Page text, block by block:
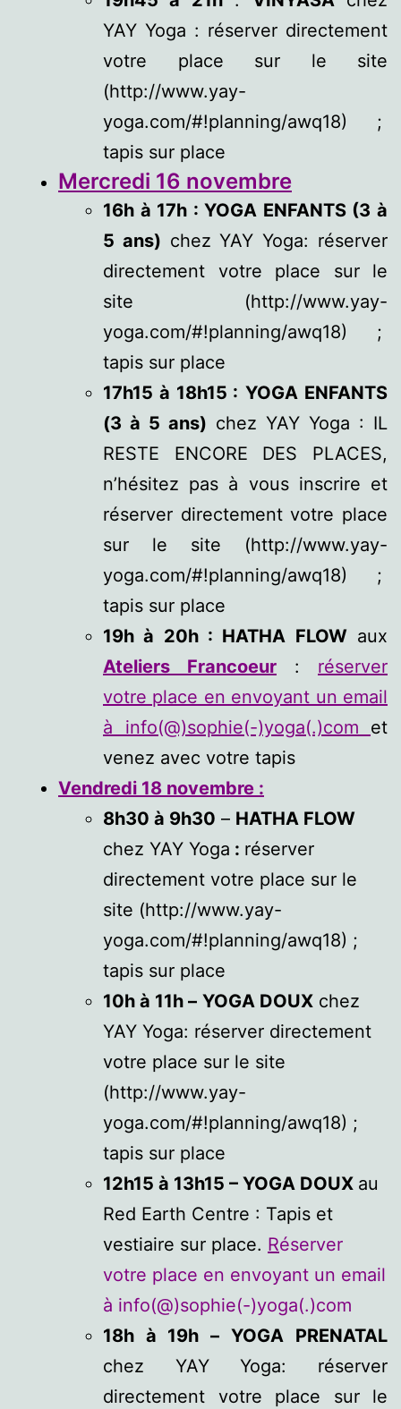
YAY Yoga : réserver directement
votre place sur le site
(http://www.yay-
yoga.com/#!planning/awq18) ;
tapis sur place
Mercredi 16 novembre
16h à 17h : YOGA ENFANTS (3 à
5 ans) chez YAY Yoga: réserver
directement votre place sur le
site (http://www.yay-
yoga.com/#!planning/awq18) ;
tapis sur place
17h15 à 18h15 : YOGA ENFANTS
(3 à 5 ans) chez YAY Yoga : IL
RESTE ENCORE DES PLACES,
n’hésitez pas à vous inscrire et
réserver directement votre place
sur le site (http://www.yay-
yoga.com/#!planning/awq18) ;
tapis sur place
19h à 20h : HATHA FLOWaux
Ateliers Francoeur : réserver
votre place en envoyant un email
à info(@)sophie(-)yoga(.)com et
venez avec votre tapis
Vendredi 18 novembre :
8h30 à 9h30 – HATHA FLOW
chez YAY Yoga : réserver
directement votre place sur le
site (http://www.yay-
yoga.com/#!planning/awq18) ;
tapis sur place
10h à 11h – YOGA DOUX chez
YAY Yoga: réserver directement
votre place sur le site
(http://www.yay-
yoga.com/#!planning/awq18) ;
tapis sur place
12h15 à 13h15 – YOGA DOUX au
Red Earth Centre : Tapis et
vestiaire sur place. Réserver
votre place en envoyant un email
à info(@)sophie(-)yoga(.)com
18h à 19h – YOGA PRENATAL
chez YAY Yoga: réserver
directement votre place sur le